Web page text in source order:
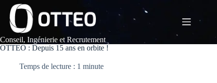
Passer
contenu
Conseil, Ingénierie et Recrutement
OTTEO : Depuis 15 ans en orbite !
Temps de lecture : 1 minute